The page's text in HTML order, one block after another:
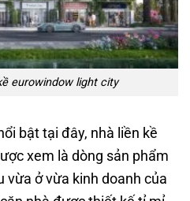
eurowindow light city
bật tại đây, nhà liền kề
xem là dòng sản phẩm
vừa ở vừa kinh doanh của